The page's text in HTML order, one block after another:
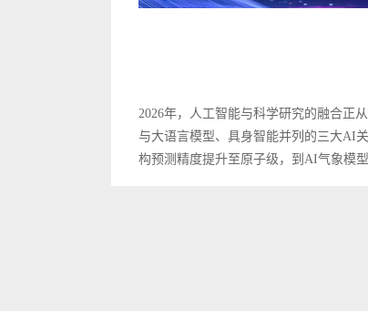
2026年，人工智能与科学研究的融合正
与大语言模型、具身智能并列的三大AI
构预测精度提升至原子级，到AI气象模